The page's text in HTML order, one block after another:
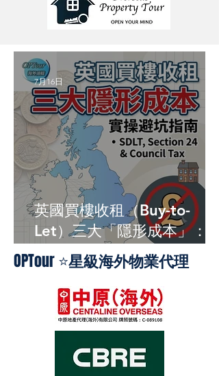
英國買樓收租（Buy-to-
Let）三大「隱形成本」：印
花稅、Section 24 與
Council Tax 實操避坑指南
7月16日
OPTour ⭐星級海外物業代理